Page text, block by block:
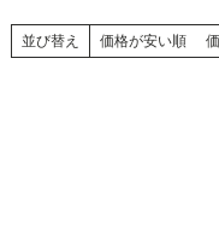
並び替え 価格が安い順